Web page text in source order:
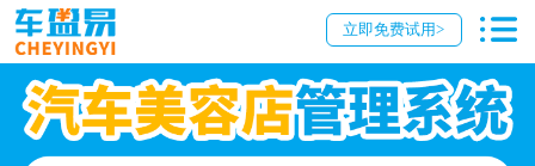
立即免费试用>